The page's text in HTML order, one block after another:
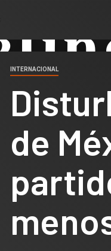
INTERNACIONAL
de